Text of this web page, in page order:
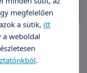
Csoport
megfelelően
a sütik, itt
a weboldal
.